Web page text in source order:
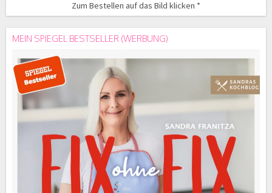
Zum Bestellen auf das Bild klicken *
MEIN SPIEGEL BESTSELLER (WERBUNG)